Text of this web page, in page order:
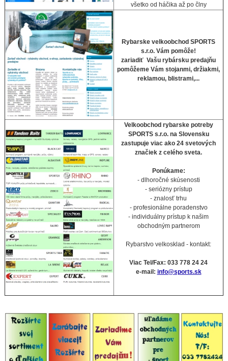
všetko od háčika až po člny
Rybarske velkoobchod SPORTS
s.r.o. Vám pomôže!
zariadiť Vašu rybársku predajňu
pomôžeme Vám stojanmi, držiakmi,
reklamou, blistrami,...
Velkoobchod rybarske potreby
SPORTS s.r.o. na Slovensku
zastupuje viac ako 24 svetových
značiek z celého sveta.
Ponúkame:
- dlhoročné skúsenosti
- seriózny prístup
- znalosť trhu
- profesionálne poradenstvo
- individuálny prístup k našim
obchodným partnerom
Rybarstvo velkosklad - kontakt:
Viac Tel/Fax: 033 778 24 24
e-mail: info@sports.sk